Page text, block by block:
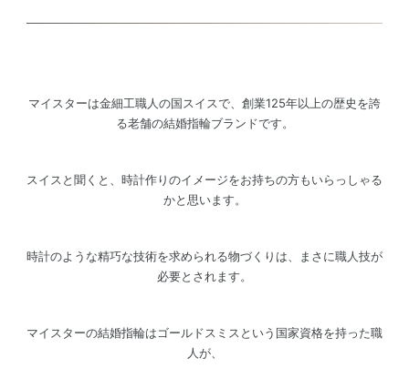
マイスターは金細工職人の国スイスで、創業125年以上の歴史を誇
る老舗の結婚指輪ブランドです。
スイスと聞くと、時計作りのイメージをお持ちの方もいらっしゃる
かと思います。
時計のような精巧な技術を求められる物づくりは、まさに職人技が
必要とされます。
マイスターの結婚指輪はゴールドスミスという国家資格を持った職
人が、